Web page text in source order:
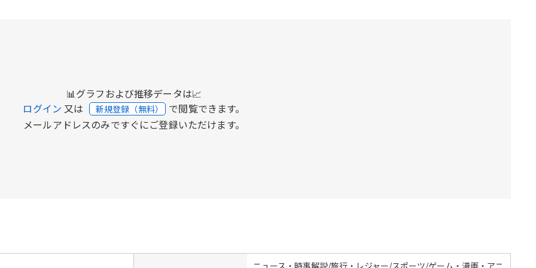
📊グラフおよび推移データは📈
ログイン 又は 新規登録（無料） で閲覧できます。
メールアドレスのみですぐにご登録いただけます。
ニュース・時事解説/旅行・レジャー/スポーツ/ゲーム・漫画・アニ